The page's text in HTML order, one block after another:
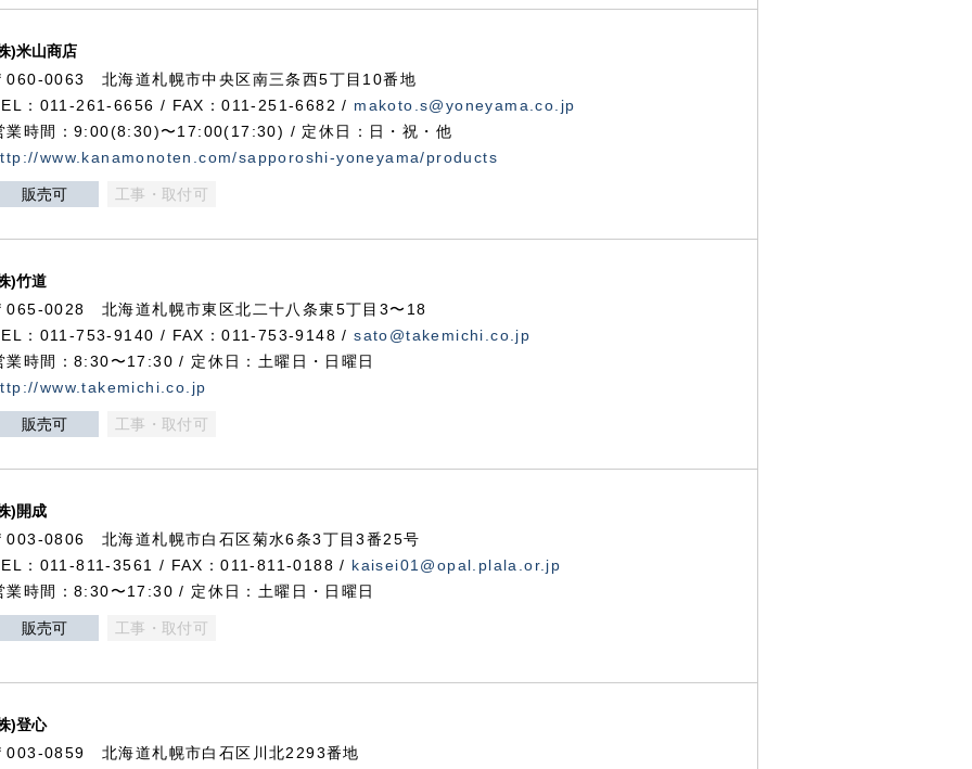
)米山商店
060-0063 北海道札幌市中央区南三条西5丁目10番地
：011-261-6656 / FAX：011-251-6682 / makoto.s@yoneyama.co.jp
業時間：9:00(8:30)〜17:00(17:30) / 定休日：日・祝・他
www.kanamonoten.com/sapporoshi-yoneyama/products
販売可 工事・取付可
)竹道
065-0028 北海道札幌市東区北二十八条東5丁目3〜18
：011-753-9140 / FAX：011-753-9148 /sato@takemichi.co.jp
業時間：8:30〜17:30 / 定休日：土曜日・日曜日
www.takemichi.co.jp
販売可 工事・取付可
)開成
003-0806 北海道札幌市白石区菊水6条3丁目3番25号
：011-811-3561 / FAX：011-811-0188 / kaisei01@opal.plala.or.jp
業時間：8:30〜17:30 / 定休日：土曜日・日曜日
販売可 工事・取付可
)登心
003-0859 北海道札幌市白石区川北2293番地